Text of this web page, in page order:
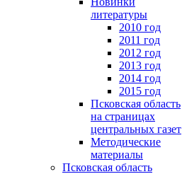
литературы
2010 год
2011 год
2012 год
2013 год
2014 год
2015 год
Псковская область
на страницах
центральных газет
Методические
материалы
Псковская область